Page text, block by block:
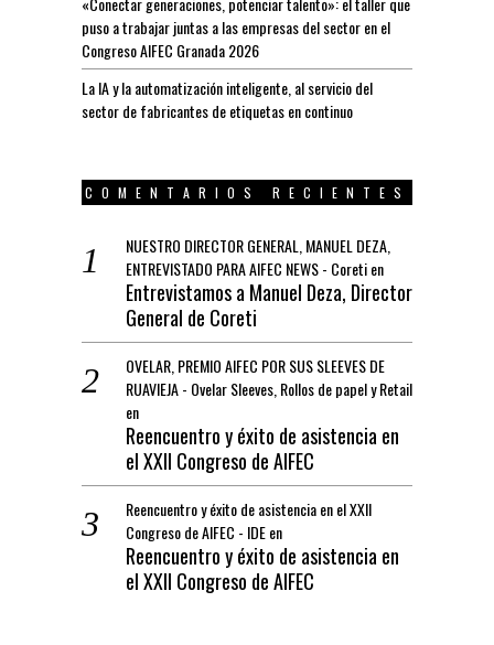
puso a trabajar juntas a las empresas del sector en el
Congreso AIFEC Granada 2026
La IA y la automatización inteligente, al servicio del
sector de fabricantes de etiquetas en continuo
COMENTARIOS RECIENTES
NUESTRO DIRECTOR GENERAL, MANUEL DEZA,
ENTREVISTADO PARA AIFEC NEWS - Coretien
Entrevistamos a Manuel Deza, Director
General de Coreti
OVELAR, PREMIO AIFEC POR SUS SLEEVES DE
RUAVIEJA - Ovelar Sleeves, Rollos de papel y Retail
en
Reencuentro y éxito de asistencia en
el XXII Congreso de AIFEC
Reencuentro y éxito de asistencia en el XXII
Congreso de AIFEC - IDEen
Reencuentro y éxito de asistencia en
el XXII Congreso de AIFEC